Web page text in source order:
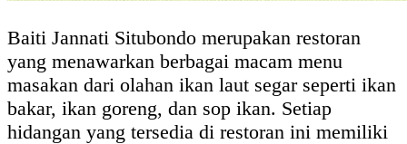
Baiti Jannati Situbondo merupakan restoran
yang menawarkan berbagai macam menu
masakan dari olahan ikan laut segar seperti ikan
bakar, ikan goreng, dan sop ikan. Setiap
hidangan yang tersedia di restoran ini memiliki